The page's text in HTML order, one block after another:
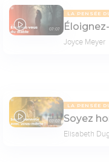
07:07
LA PENSÉE
Joyce Meyer
07:07
LA PENSÉE
Soyez
Elisabeth